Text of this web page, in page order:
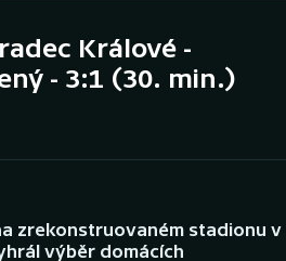
Králové -
- 3:1 (30. min.)
zrekonstruovaném stadionu v
výběr domácích